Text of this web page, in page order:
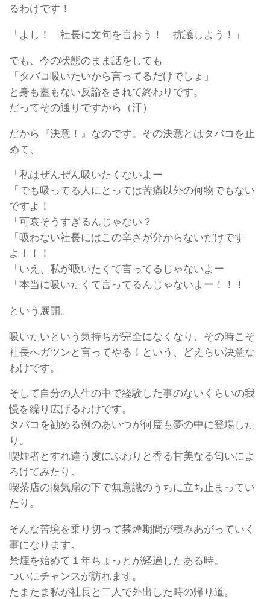
るわけです！
「よし！ 社長に文句を言おう！ 抗議しよう！」
でも、今の状態のまま話をしても
「タバコ吸いたいから言ってるだけでしょ」
と身も蓋もない反論をされて終わりです。
だってその通りですから（汗）
だから『決意！』なのです。その決意とはタバコを止
めて、
「私はぜんぜん吸いたくないよー
「でも吸ってる人にとっては苦痛以外の何物でもない
ですよ！
「可哀そうすぎるんじゃない？
「吸わない社長にはこの辛さが分からないだけです
よ！！！
「いえ、私が吸いたくて言ってるじゃないよー
「本当に吸いたくて言ってるんじゃないよー！！！
という展開。
吸いたいという気持ちが完全になくなり、その時こそ
社長へガツンと言ってやる！という、どえらい決意な
わけです。
そして自分の人生の中で経験した事のないくらいの我
慢を繰り広げるわけです。
タバコを勧める例のあいつが何度も夢の中に登場した
り。
喫煙者とすれ違う度にふわりと香る甘美なる匂いによ
ろけてみたり。
喫茶店の換気扇の下で無意識のうちに立ち止まってい
たり。
そんな苦境を乗り切って禁煙期間が積みあがっていく
事になります。
禁煙を始めて１年ちょっとが経過したある時。
ついにチャンスが訪れます。
たまたま私が社長と二人で外出した時の帰り道。